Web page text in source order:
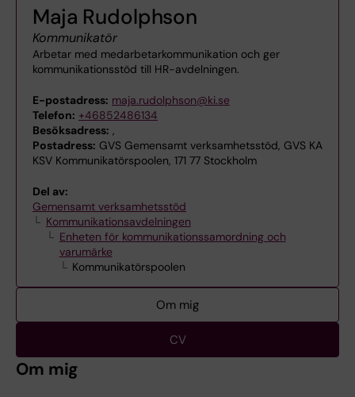
Maja Rudolphson
Kommunikatör
Arbetar med medarbetarkommunikation och ger
kommunikationsstöd till HR-avdelningen.
E-postadress: maja.rudolphson@ki.se
Telefon: +46852486134
Besöksadress: ,
Postadress: GVS Gemensamt verksamhetsstöd, GVS KA
KSV Kommunikatörspoolen, 171 77 Stockholm
Del av:
Gemensamt verksamhetsstöd
Kommunikationsavdelningen
Enheten för kommunikationssamordning och
varumärke
Kommunikatörspoolen
Om mig
CV
Om mig